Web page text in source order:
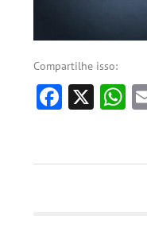
Compartilhe isso:
X